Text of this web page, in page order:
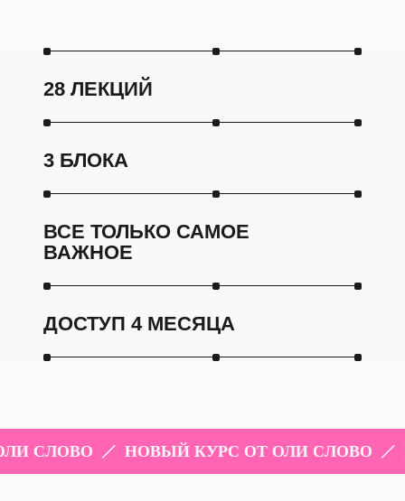
3 БЛОКА
ДОСТУП 4 МЕСЯЦА
ВСЕ ТОЛЬКО САМОЕ
ВАЖНОЕ
28 ЛЕКЦИЙ
НОВЫЙ КУРС ОТ ОЛИ СЛОВО